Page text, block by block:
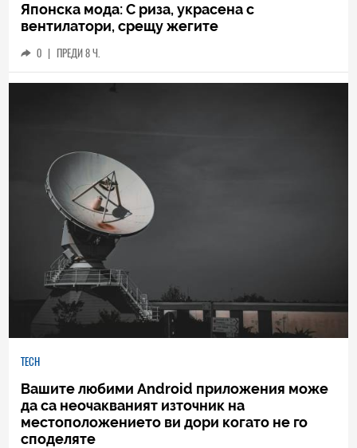
Японска мода: С риза, украсена с
вентилатори, срещу жегите
0 | ПРЕДИ 8 Ч.
TECH
Вашите любими Android приложения може
да са неочакваният източник на
местоположението ви дори когато не го
споделяте